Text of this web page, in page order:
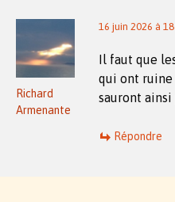
Richard
Armenante
16 juin 2026 à
Il faut que
qui ont ruine
sauront
Répondre